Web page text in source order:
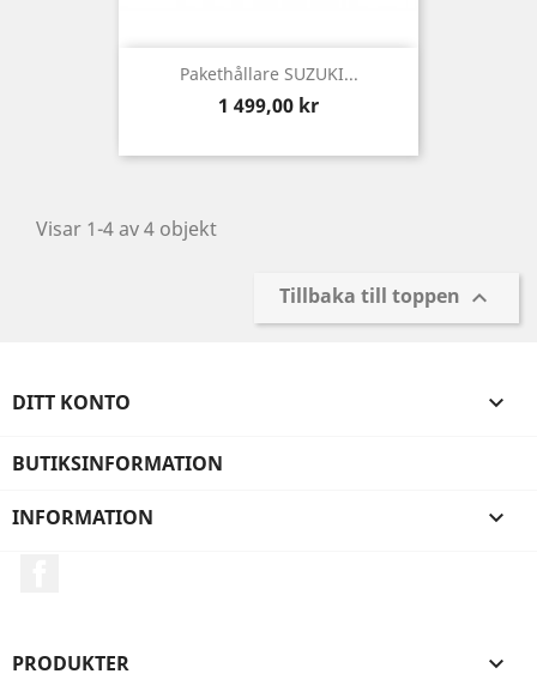
Pakethållare SUZUKI...
Pris
1 499,00 kr
Visar 1-4 av 4 objekt
Tillbaka till toppen 
DITT KONTO 
BUTIKSINFORMATION
INFORMATION 
PRODUKTER 